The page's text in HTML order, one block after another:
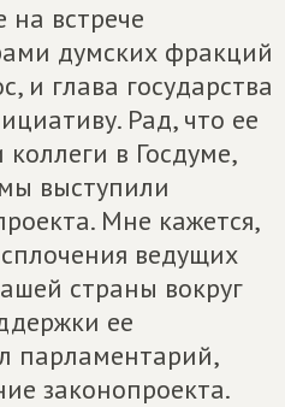
встрече
думских фракций
и глава государства
Рад, что ее
в Госдуме,
выступили
Мне кажется,
ведущих
страны вокруг
ее
парламентарий,
законопроекта.